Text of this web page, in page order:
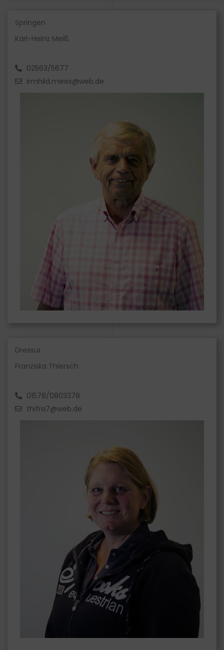
Springen
Karl-Heinz Meiß
02563/5677
irmhild.meiss@web.de
Dressur
Franziska Thiersch
01578/0803378
thifra7@web.de